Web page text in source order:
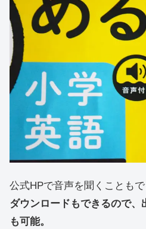
公式HPで音声を聞くこともで
ダウンロードもできるので、
も可能。